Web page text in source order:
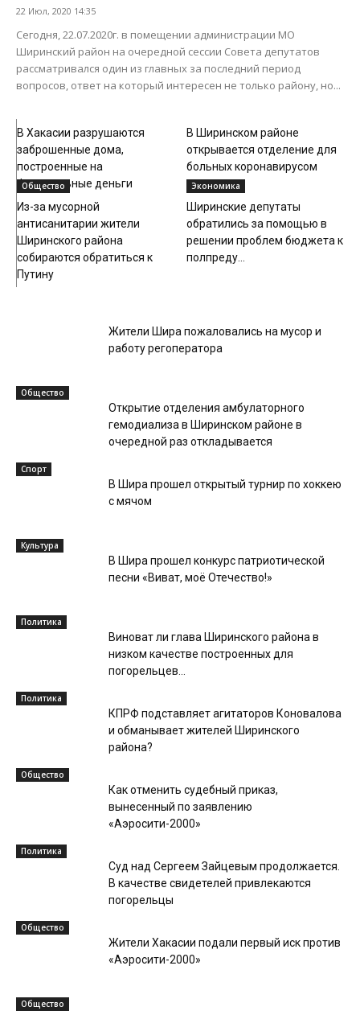
22 Июл, 2020 14:35
Сегодня, 22.07.2020г. в помещении администрации МО
Ширинский район на очередной сессии Совета депутатов
рассматривался один из главных за последний период
вопросов, ответ на который интересен не только району, но...
В Хакасии разрушаются
заброшенные дома,
построенные на
федеральные деньги
В Ширинском районе
открывается отделение для
больных коронавирусом
Общество
Из-за мусорной
антисанитарии жители
Ширинского района
собираются обратиться к
Путину
Экономика
Ширинские депутаты
обратились за помощью в
решении проблем бюджета к
полпреду...
Жители Шира пожаловались на мусор и
работу регоператора
Общество
Открытие отделения амбулаторного
гемодиализа в Ширинском районе в
очередной раз откладывается
Спорт
В Шира прошел открытый турнир по хоккею
с мячом
Культура
В Шира прошел конкурс патриотической
песни «Виват, моё Отечество!»
Политика
Виноват ли глава Ширинского района в
низком качестве построенных для
погорельцев...
Политика
КПРФ подставляет агитаторов Коновалова
и обманывает жителей Ширинского
района?
Общество
Как отменить судебный приказ,
вынесенный по заявлению
«Аэросити-2000»
Политика
Суд над Сергеем Зайцевым продолжается.
В качестве свидетелей привлекаются
погорельцы
Общество
Жители Хакасии подали первый иск против
«Аэросити-2000»
Общество